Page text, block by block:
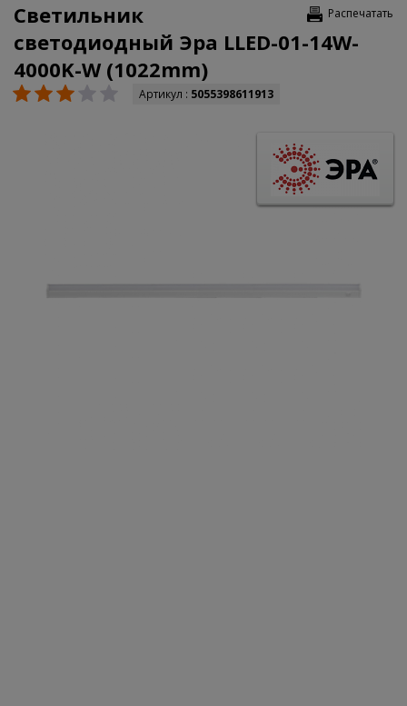
Распечатать
Светильник
светодиодный Эра LLED-01-14W-
4000K-W (1022mm)
Артикул : 5055398611913